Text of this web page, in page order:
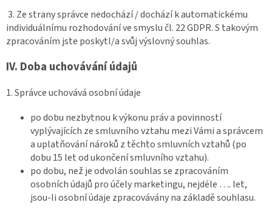
3. Ze strany správce nedochází / dochází k automatickému
individuálnímu rozhodování ve smyslu čl. 22 GDPR. S takovým
zpracováním jste poskytl/a svůj výslovný souhlas.
IV. Doba uchovávání údajů
1. Správce uchovává osobní údaje
po dobu nezbytnou k výkonu práv a povinností
vyplývajících ze smluvního vztahu mezi Vámi a správcem
a uplatňování nároků z těchto smluvních vztahů (po
dobu 15 let od ukončení smluvního vztahu).
po dobu, než je odvolán souhlas se zpracováním
osobních údajů pro účely marketingu, nejdéle …. let,
jsou-li osobní údaje zpracovávány na základě souhlasu.